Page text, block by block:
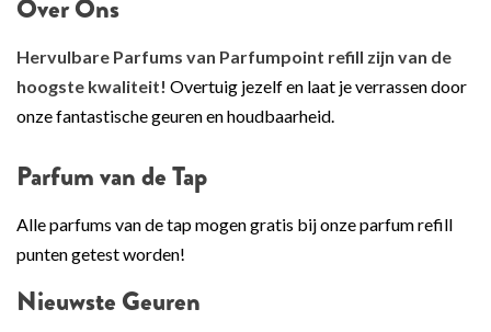
Over Ons
Hervulbare Parfums van Parfumpoint refill zijn van de
hoogste kwaliteit! Overtuig jezelf en laat je verrassen door
onze fantastische geuren en houdbaarheid.
Parfum van de Tap
Alle parfums van de tap mogen gratis bij onze parfum refill
punten getest worden!
Nieuwste Geuren